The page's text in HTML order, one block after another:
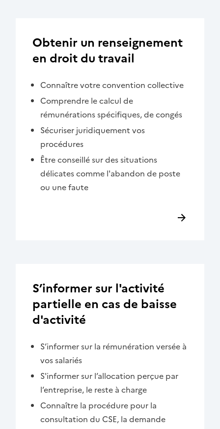
Obtenir un renseignement
en droit du travail
Connaître votre convention collective
Comprendre le calcul de
rémunérations spécifiques, de congés
Sécuriser juridiquement vos
procédures
Être conseillé sur des situations
délicates comme l'abandon de poste
ou une faute
S’informer sur l'activité
partielle en cas de baisse
d'activité
S’informer sur la rémunération versée à
vos salariés
S'informer sur l’allocation perçue par
l’entreprise, le reste à charge
Connaître la procédure pour la
consultation du CSE, la demande